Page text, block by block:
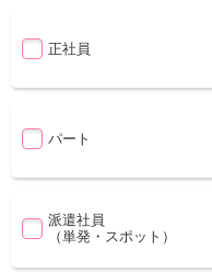
正社員
パート
派遣社員
（単発・スポット）